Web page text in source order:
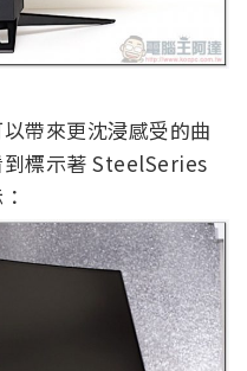
帶來更沈浸感受的曲
標示著 SteelSeries